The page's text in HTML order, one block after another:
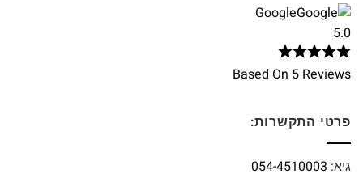
Google
5.0
Based On 5 Reviews
פרטי התקשרות:
גיא: 054-4510003